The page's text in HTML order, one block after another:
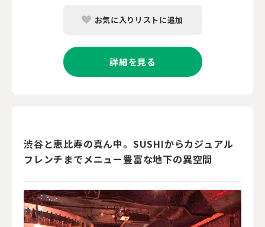
お気に入りリストに追加
詳細を見る
渋谷と恵比寿の真ん中。SUSHIからカジュアル
フレンチまでメニュー豊富な地下の異空間